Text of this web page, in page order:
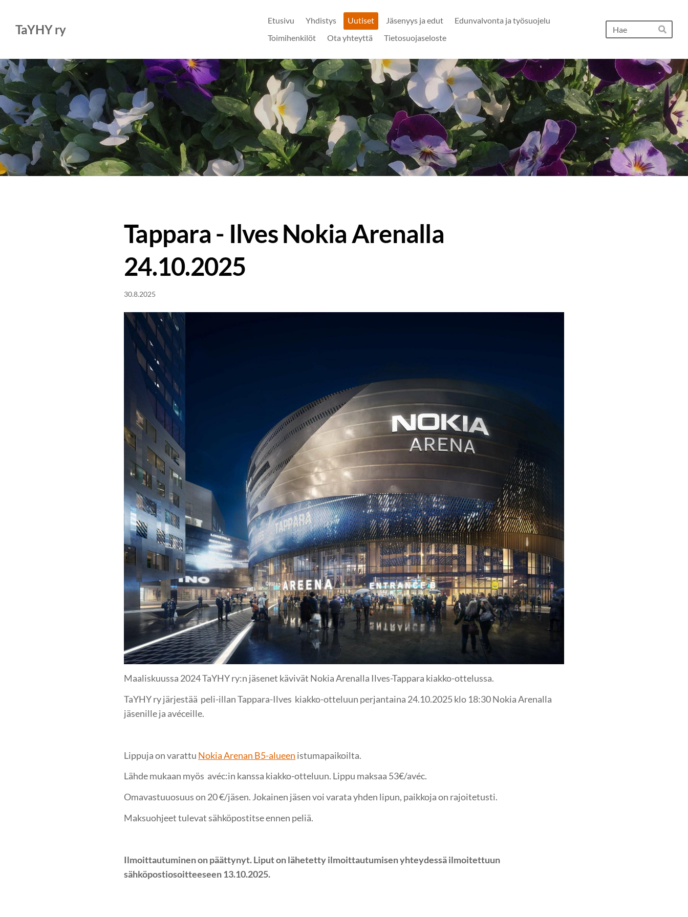
sivun
TaYHY ry
Etusivu Yhdistys Uutiset Jäsenyys ja edut
Edunvalvonta ja työsuojelu
Toimihenkilöt
Ota yhteyttä Tietosuojaseloste Hae
Tappara - Ilves Nokia Arenalla
24.10.2025
30.8.2025
Maaliskuussa 2024 TaYHY ry:n jäsenet kävivät Nokia Arenalla Ilves-Tappara kiakko-ottelussa.
TaYHY ry järjestää peli-illan Tappara-Ilves kiakko-otteluun perjantaina 24.10.2025 klo 18:30 Nokia Arenalla
jäsenille ja avéceille.
Lippuja on varattu Nokia Arenan B5-alueen istumapaikoilta.
Lähde mukaan myös avéc:in kanssa kiakko-otteluun. Lippu maksaa 53€/avéc.
Omavastuuosuus on 20 €/jäsen. Jokainen jäsen voi varata yhden lipun, paikkoja on rajoitetusti.
Maksuohjeet tulevat sähköpostitse ennen peliä.
Ilmoittautuminen on päättynyt. Liput on lähetetty ilmoittautumisen yhteydessä ilmoitettuun
sähköpostiosoitteeseen 13.10.2025.